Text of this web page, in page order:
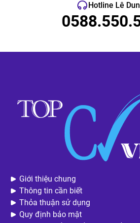
Hotline Lê
Giới thiệu chung
Thông tin cần biết
Thỏa thuận sử dụng
Quy định bảo mật